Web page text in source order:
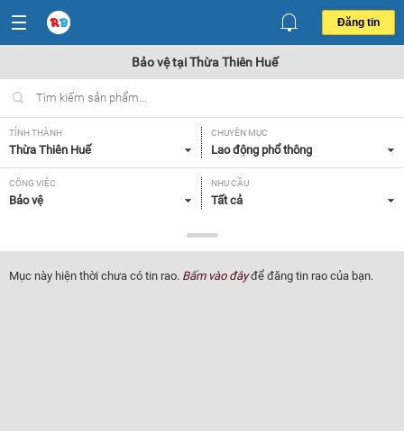
Đăng tin
Bảo vệ tại Thừa Thiên Huế
TỈNH THÀNH
Thừa Thiên Huế
CHUYÊN MỤC
Lao động phổ thông
CÔNG VIỆC
Bảo vệ
NHU CẦU
Tất cả
Tất cả
Mục này hiện thời chưa có tin rao. Bấm vào đâyđể đăng tin rao của bạn.